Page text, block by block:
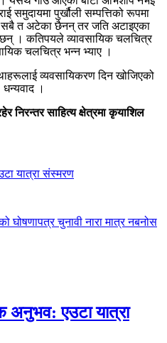
समुदायमा पुर्खौली सम्पत्तिको रूपमा
त अटेका छैनन् तर जति अटाइएका
। कतिपयले व्यावसायिक चलचित्र
चलचित्र भन्न भ्याए ।
व्यवसायिकरण दिन खोजिएको
।
निरन्तर साहित्य क्षेत्रमा कृयाशिल
यात्रा संस्मरण
घोषणापत्र चुनावी नारा मात्र नबनोस
अनुभव: एउटा यात्रा